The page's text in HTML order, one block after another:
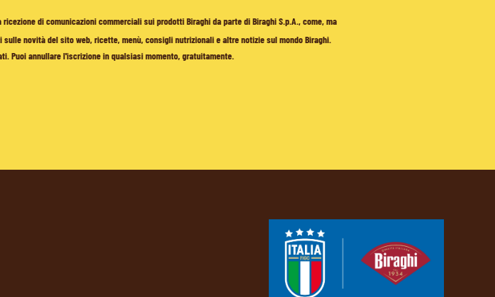
di comunicazioni commerciali sui prodotti Biraghi da parte di Biraghi S.p.A., come, ma
novità del sito web, ricette, menù, consigli nutrizionali e altre notizie sul mondo Biraghi.
Puoi annullare l'iscrizione in qualsiasi momento, gratuitamente.